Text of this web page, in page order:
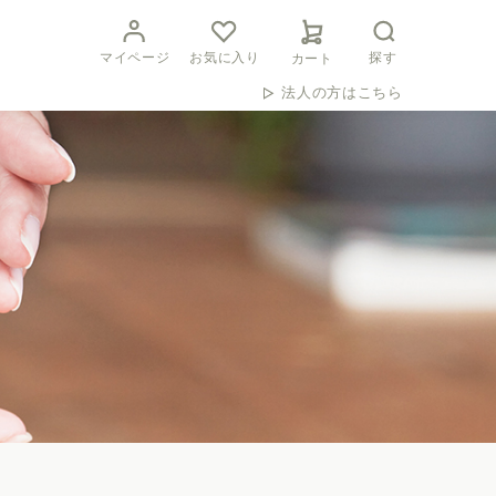
マイページ お気に入り カート 探す
法人の方はこちら